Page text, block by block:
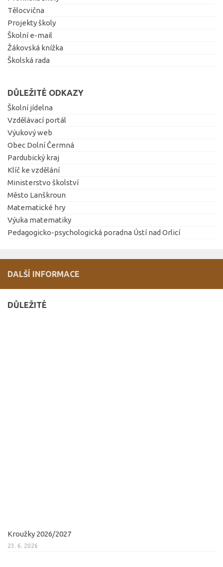
Tělocvična
Projekty školy
Školní e-mail
Žákovská knížka
Školská rada
DŮLEŽITÉ ODKAZY
Školní jídelna
Vzdělávací portál
Výukový web
Obec Dolní Čermná
Pardubický kraj
Klíč ke vzdělání
Ministerstvo školství
Město Lanškroun
Matematické hry
Výuka matematiky
Pedagogicko-psychologická poradna Ústí nad Orlicí
DALŠÍ INFORMACE
DŮLEŽITÉ
Kroužky 2026/2027
23. 6. 2026